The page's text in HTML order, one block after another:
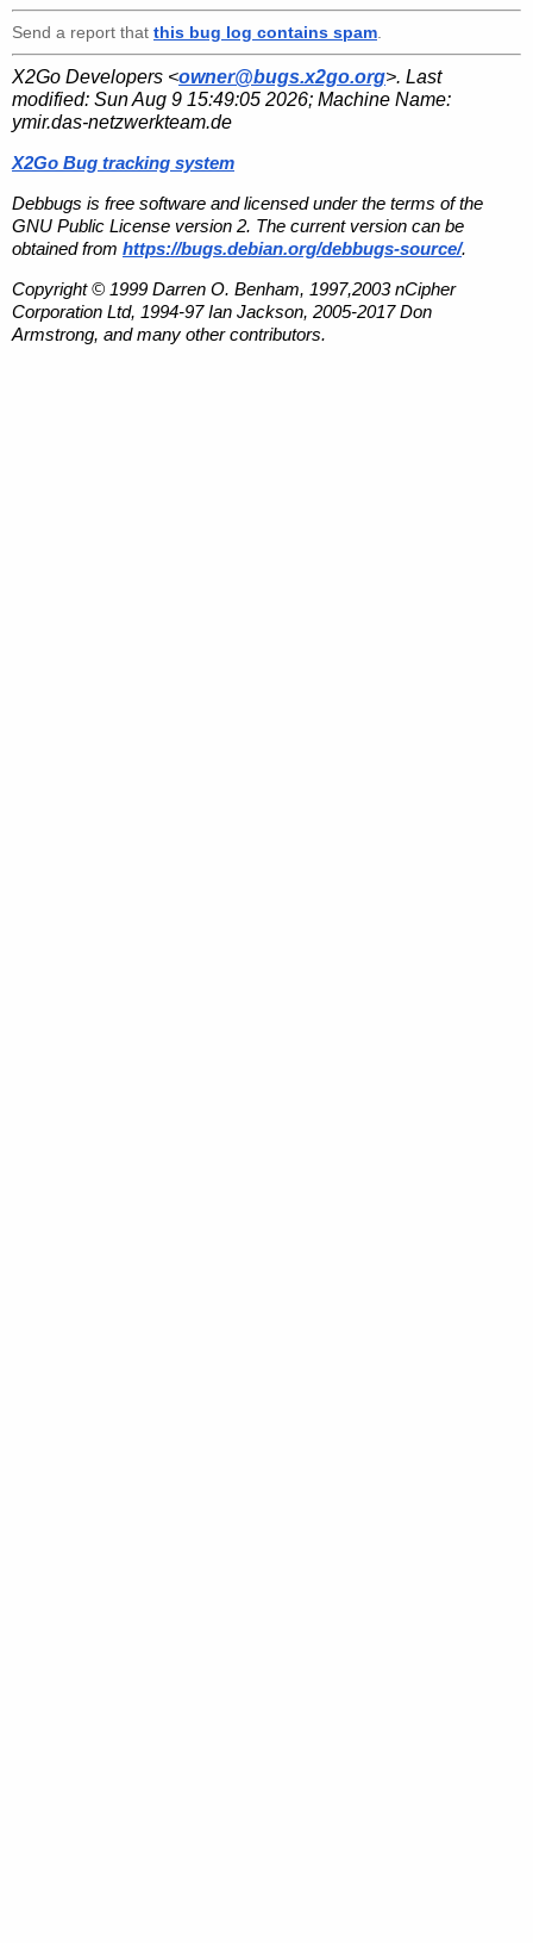
Send a report that this bug log contains spam
X2Go Developers <owner@bugs.x2go.org>. Last
modified: Sun Aug 9 15:49:05 2026; Machine Name:
ymir.das-netzwerkteam.de
X2Go Bug tracking system
Debbugs is free software and licensed under the terms of the
GNU Public License version 2. The current version can be
obtained from https://bugs.debian.org/debbugs-source/.
Copyright © 1999 Darren O. Benham, 1997,2003 nCipher
Corporation Ltd, 1994-97 Ian Jackson, 2005-2017 Don
Armstrong, and many other contributors.